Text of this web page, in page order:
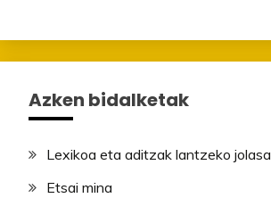
Azken bidalketak
Lexikoa eta aditzak lantzeko jolasa
Etsai mina